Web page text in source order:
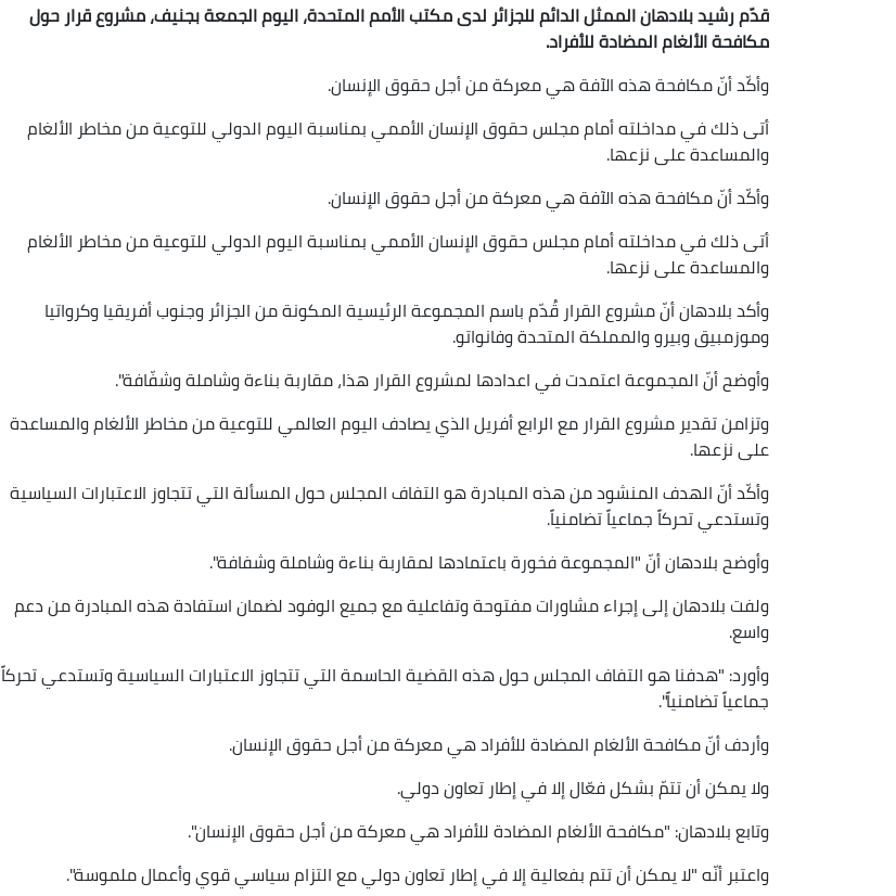
قدّم رشيد بلادهان الممثل الدائم للجزائر لدى مكتب الأمم المتحدة، اليوم الجمعة بجنيف، مشروع قرار حول
مكافحة الألغام المضادة للأفراد.
وأكّد أنّ مكافحة هذه الآفة هي معركة من أجل حقوق الإنسان.
أتى ذلك في مداخلته أمام مجلس حقوق الإنسان الأممي بمناسبة اليوم الدولي للتوعية من مخاطر الألغام
والمساعدة على نزعها.
وأكّد أنّ مكافحة هذه الآفة هي معركة من أجل حقوق الإنسان.
أتى ذلك في مداخلته أمام مجلس حقوق الإنسان الأممي بمناسبة اليوم الدولي للتوعية من مخاطر الألغام
والمساعدة على نزعها.
وأكد بلادهان أنّ مشروع القرار قُدّم باسم المجموعة الرئيسية المكونة من الجزائر وجنوب أفريقيا وكرواتيا
وموزمبيق وبيرو والمملكة المتحدة وفانواتو.
وأوضح أنّ المجموعة اعتمدت في اعدادها لمشروع القرار هذا، مقاربة بناءة وشاملة وشفّافة".
وتزامن تقدير مشروع القرار مع الرابع أفريل الذي يصادف اليوم العالمي للتوعية من مخاطر الألغام والمساعدة
على نزعها.
وأكّد أنّ الهدف المنشود من هذه المبادرة هو التفاف المجلس حول المسألة التي تتجاوز الاعتبارات السياسية
وتستدعي تحركاً جماعياً تضامنياً.
وأوضح بلادهان أنّ "المجموعة فخورة باعتمادها لمقاربة بناءة وشاملة وشفافة".
ولفت بلادهان إلى إجراء مشاورات مفتوحة وتفاعلية مع جميع الوفود لضمان استفادة هذه المبادرة من دعم
واسع.
وأورد: "هدفنا هو التفاف المجلس حول هذه القضية الحاسمة التي تتجاوز الاعتبارات السياسية وتستدعي تحركاً
جماعياً تضامنياً".
وأردف أنّ مكافحة الألغام المضادة للأفراد هي معركة من أجل حقوق الإنسان.
ولا يمكن أن تتمّ بشكل فعّال إلا في إطار تعاون دولي.
وتابع بلادهان: "مكافحة الألغام المضادة للأفراد هي معركة من أجل حقوق الإنسان".
واعتبر أنّه "لا يمكن أن تتم بفعالية إلا في إطار تعاون دولي مع التزام سياسي قوي وأعمال ملموسة".